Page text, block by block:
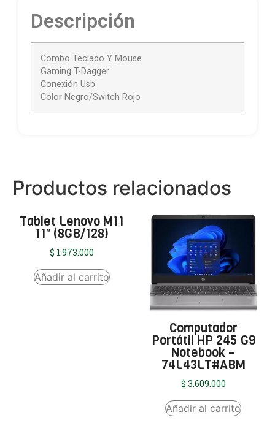
Descripción
Combo Teclado Y Mouse
Gaming T-Dagger
Conexión Usb
Color Negro/Switch Rojo
Productos relacionados
Tablet Lenovo M11
11″ (8GB/128)
$ 1.973.000
Añadir al carrito
Computador
Portátil HP 245 G9
Notebook –
74L43LT#ABM
$ 3.609.000
Añadir al carrito